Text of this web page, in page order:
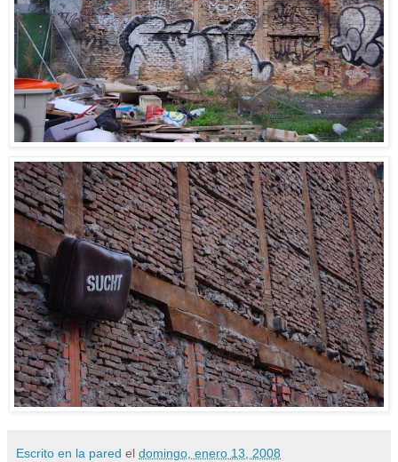
Escrito en la pared el domingo, enero 13, 2008